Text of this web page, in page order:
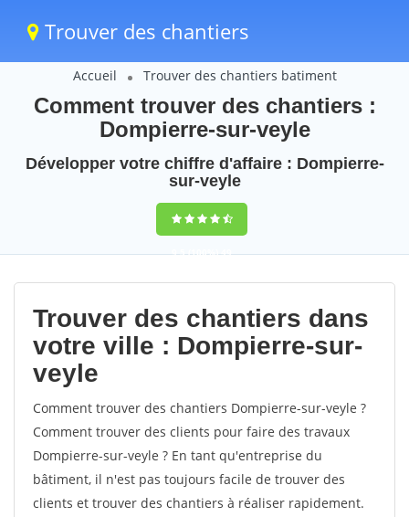
Trouver des chantiers
Accueil Trouver des chantiers batiment
Comment trouver des chantiers :
Dompierre-sur-veyle
Développer votre chiffre d'affaire : Dompierre-
sur-veyle
9,5(100%)49
votes
Trouver des chantiers dans
votre ville : Dompierre-sur-
veyle
Comment trouver des chantiers Dompierre-sur-veyle ?
Comment trouver des clients pour faire des travaux
Dompierre-sur-veyle ? En tant qu'entreprise du
bâtiment, il n'est pas toujours facile de trouver des
clients et trouver des chantiers à réaliser rapidement.